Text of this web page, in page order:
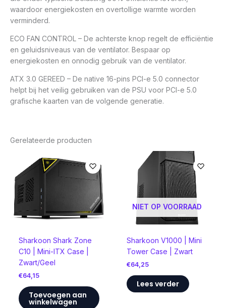
waardoor energiekosten en overtollige warmte worden
verminderd.
ECO FAN CONTROL – De achterste knop regelt de efficiëntie
en geluidsniveaus van de ventilator. Bespaar op
energiekosten en onnodig gebruik van de ventilator.
ATX 3.0 GEREED – De native 16-pins PCI-e 5.0 connector
helpt bij het veilig gebruiken van de PSU voor PCI-e 5.0
grafische kaarten van de volgende generatie.
Gerelateerde producten
Sharkoon Shark Zone
C10 | Mini-ITX Case |
Zwart/Geel
€64,15
Toevoegen aan
winkelwagen
NIET OP VOORRAAD
Sharkoon V1000 | Mini
Tower Case | Zwart
€64,25
Lees verder